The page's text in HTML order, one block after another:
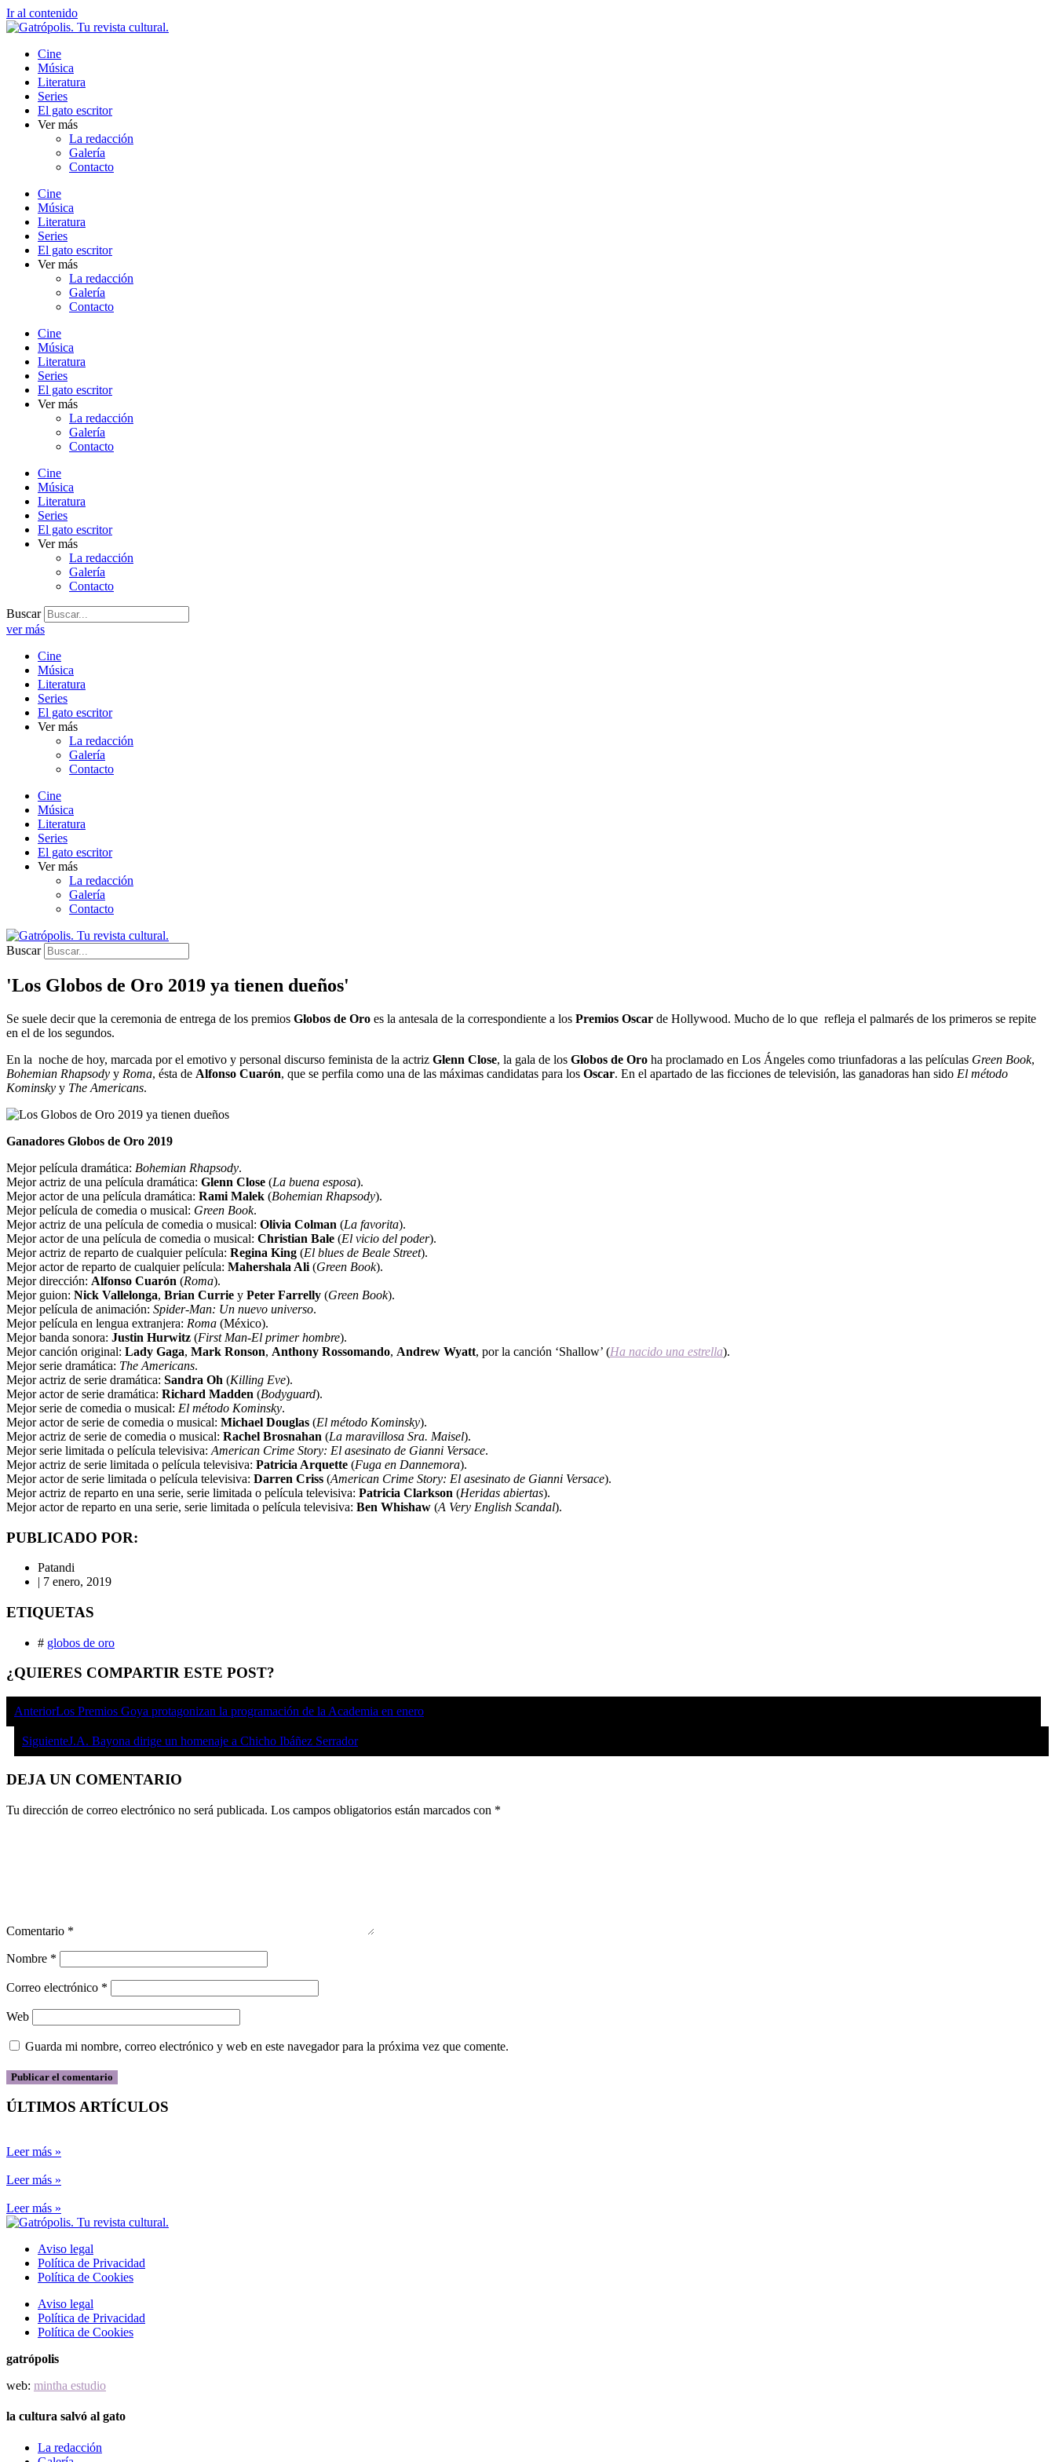
Ir al contenido
Cine
Música
Literatura
Series
El gato escritor
Ver más
La redacción
Galería
Contacto
Cine
Música
Literatura
Series
El gato escritor
Ver más
La redacción
Galería
Contacto
Cine
Música
Literatura
Series
El gato escritor
Ver más
La redacción
Galería
Contacto
Cine
Música
Literatura
Series
El gato escritor
Ver más
La redacción
Galería
Contacto
Buscar
ver más
Cine
Música
Literatura
Series
El gato escritor
Ver más
La redacción
Galería
Contacto
Cine
Música
Literatura
Series
El gato escritor
Ver más
La redacción
Galería
Contacto
Buscar
'Los Globos de Oro 2019 ya tienen dueños'
Se suele decir que la ceremonia de entrega de los premios Globos de Oro es la antesala de la correspondiente a los Premios Oscar de Hollywood. Mucho de lo que refleja el palmarés de los primeros se repite
en el de los segundos.
En la noche de hoy, marcada por el emotivo y personal discurso feminista de la actriz Glenn Close, la gala de los Globos de Oro ha proclamado en Los Ángeles como triunfadoras a las películas Green Book,
Bohemian Rhapsody y Roma, ésta de Alfonso Cuarón, que se perfila como una de las máximas candidatas para los Oscar. En el apartado de las ficciones de televisión, las ganadoras han sido El método
Kominsky y The Americans.
Ganadores Globos de Oro 2019
Mejor película dramática: Bohemian Rhapsody.
Mejor actriz de una película dramática: Glenn Close (La buena esposa).
Mejor actor de una película dramática: Rami Malek (Bohemian Rhapsody).
Mejor película de comedia o musical: Green Book.
Mejor actriz de una película de comedia o musical: Olivia Colman (La favorita).
Mejor actor de una película de comedia o musical: Christian Bale (El vicio del poder).
Mejor actriz de reparto de cualquier película: Regina King (El blues de Beale Street).
Mejor actor de reparto de cualquier película: Mahershala Ali (Green Book).
Mejor dirección: Alfonso Cuarón (Roma).
Mejor guion: Nick Vallelonga, Brian Currie y Peter Farrelly (Green Book).
Mejor película de animación: Spider-Man: Un nuevo universo.
Mejor película en lengua extranjera: Roma (México).
Mejor banda sonora: Justin Hurwitz (First Man-El primer hombre).
Mejor canción original: Lady Gaga, Mark Ronson, Anthony Rossomando, Andrew Wyatt, por la canción ‘Shallow’ (Ha nacido una estrella).
Mejor serie dramática: The Americans.
Mejor actriz de serie dramática: Sandra Oh (Killing Eve).
Mejor actor de serie dramática: Richard Madden (Bodyguard).
Mejor serie de comedia o musical: El método Kominsky.
Mejor actor de serie de comedia o musical: Michael Douglas (El método Kominsky).
Mejor actriz de serie de comedia o musical: Rachel Brosnahan (La maravillosa Sra. Maisel).
Mejor serie limitada o película televisiva: American Crime Story: El asesinato de Gianni Versace.
Mejor actriz de serie limitada o película televisiva: Patricia Arquette (Fuga en Dannemora).
Mejor actor de serie limitada o película televisiva: Darren Criss (American Crime Story: El asesinato de Gianni Versace).
Mejor actriz de reparto en una serie, serie limitada o película televisiva: Patricia Clarkson (Heridas abiertas).
Mejor actor de reparto en una serie, serie limitada o película televisiva: Ben Whishaw (A Very English Scandal).
PUBLICADO POR:
Patandi
| 7 enero, 2019
ETIQUETAS
# globos de oro
¿QUIERES COMPARTIR ESTE POST?
AnteriorLos Premios Goya protagonizan la programación de la Academia en enero
SiguienteJ.A. Bayona dirige un homenaje a Chicho Ibáñez Serrador
DEJA UN COMENTARIO
Tu dirección de correo electrónico no será publicada. Los campos obligatorios están marcados con *
Comentario *
Nombre *
Correo electrónico *
Web
Guarda mi nombre, correo electrónico y web en este navegador para la próxima vez que comente.
ÚLTIMOS ARTÍCULOS
Leer más »
Leer más »
Leer más »
Aviso legal
Política de Privacidad
Política de Cookies
Aviso legal
Política de Privacidad
Política de Cookies
gatrópolis
web: mintha estudio
la cultura salvó al gato
La redacción